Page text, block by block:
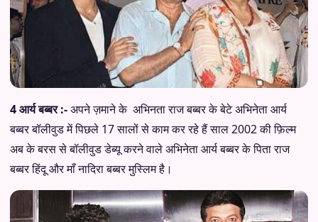
4 आर्य बब्बर :-अपने ज़माने के अभिनता राज बब्बर के बेटे अभिनेता आर्य
बब्बर बॉलीवुड में पिछले 17 सालों से काम कर रहे हैं साल 2002 की फ़िल्म
अब के बरस से बॉलीवुड डेब्यू करने वाले अभिनेता आर्य बब्बर के पिता राज
बब्बर हिंदू और माँ नादिरा बब्बर मुस्लिम है।